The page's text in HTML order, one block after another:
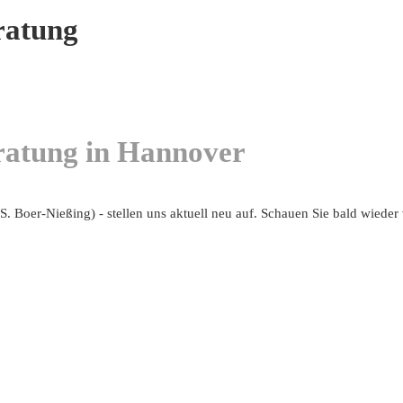
in Hannover
Boer-Nießing) - stellen uns aktuell neu auf. Schauen Sie bald